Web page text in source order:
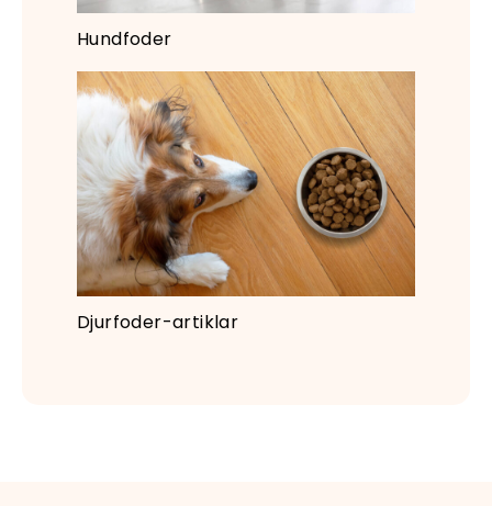
Hundfoder
Djurfoder-artiklar